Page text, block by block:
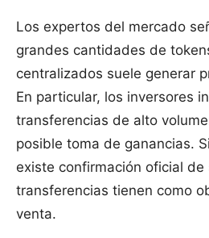
Los expertos del mercado
grandes cantidades de
centralizados suele generar
En particular, los inversores
transferencias de alto
posible toma de ganancias.
existe confirmación oficial de
transferencias tienen como
venta.